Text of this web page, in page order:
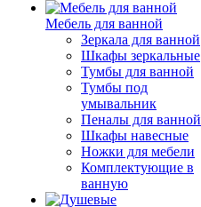
Мебель для ванной
Зеркала для ванной
Шкафы зеркальные
Тумбы для ванной
Тумбы под
умывальник
Пеналы для ванной
Шкафы навесные
Ножки для мебели
Комплектующие в
ванную